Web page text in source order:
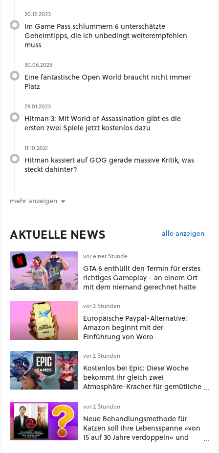
20.12.2023
Im Game Pass schlummern 6 unterschätzte
Geheimtipps, die ich unbedingt weiterempfehlen
muss
30.06.2023
Eine fantastische Open World braucht nicht immer
Platz
29.01.2023
Hitman 3: Mit World of Assassination gibt es die
ersten zwei Spiele jetzt kostenlos dazu
11.10.2021
Hitman kassiert auf GOG gerade massive Kritik, was
steckt dahinter?
mehr anzeigen
AKTUELLE NEWS alle anzeigen
vor einer Stunde
GTA 6 enthüllt den Termin für erstes
richtiges Gameplay - an einem Ort
mit dem niemand gerechnet hatte
vor 2 Stunden
Europäische Paypal-Alternative:
Amazon beginnt mit der
Einführung von Wero
vor 2 Stunden
Kostenlos bei Epic: Diese Woche
bekommt ihr gleich zwei
Atmosphäre-Kracher für gemütliche
vor 2 Stunden
Neue Behandlungsmethode für
Katzen soll ihre Lebensspanne »von
15 auf 30 Jahre verdoppeln« und